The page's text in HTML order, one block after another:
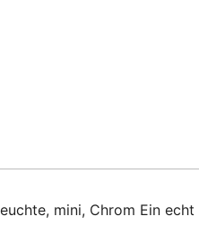
mini, Chrom Ein